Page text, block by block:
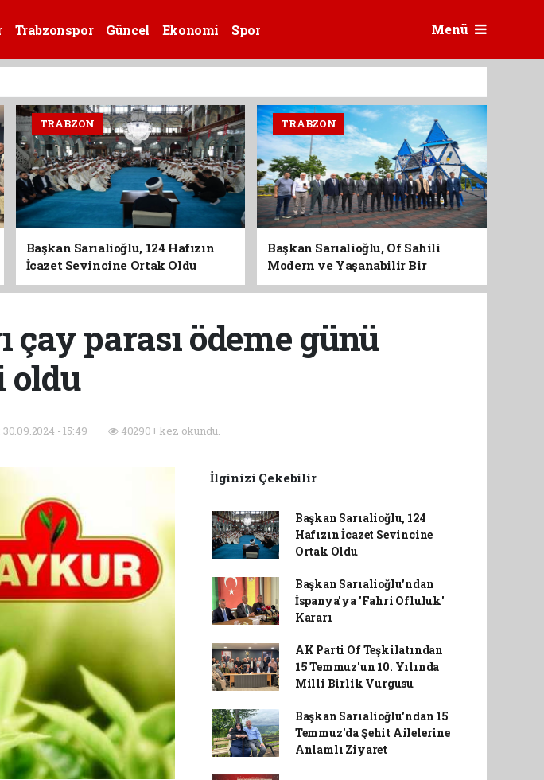
Trabzonspor Güncel Ekonomi Spor Menü
TRABZON
Başkan Sarıalioğlu, 124 Hafızın
İcazet Sevincine Ortak Oldu
TRABZON
Başkan Sarıalioğlu, Of Sahili
Modern ve Yaşanabilir Bir
Kimliğe Kavuşuyor
çay parası ödeme günü
oldu
- 15:49 40290+ kez okundu.
İlginizi Çekebilir
Başkan Sarıalioğlu, 124
Hafızın İcazet Sevincine
Ortak Oldu
Başkan Sarıalioğlu'ndan
İspanya'ya 'Fahri Ofluluk'
Kararı
AK Parti Of Teşkilatından
15 Temmuz'un 10. Yılında
Milli Birlik Vurgusu
Başkan Sarıalioğlu'ndan 15
Temmuz'da Şehit Ailelerine
Anlamlı Ziyaret